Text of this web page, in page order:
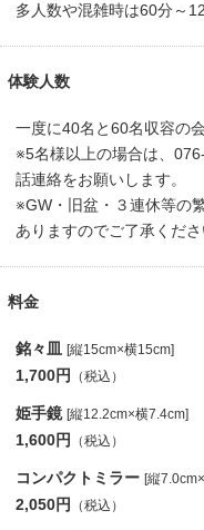
多人数や混雑時は60分～
体験人数
一度に40名と60名収容の
※5名様以上の場合は、
話連絡をお願いします。
※GW・旧盆・３連休等の
ありますのでご了承くださ
料金
銘々皿 [縦15cm×横15cm]
1,700円 （税込）
姫手鏡 [縦12.2cm×横7.4cm]
1,600円 （税込）
コンパクトミラー [縦
2,050円 （税込）